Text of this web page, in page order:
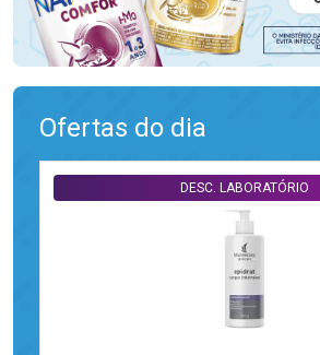
Ofertas do dia
DESC. LABORATÓRIO